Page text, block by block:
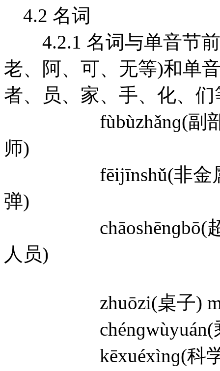
4.2 名词
4.2.1 名词与单音节前
老、阿、可、无等)和单
者、员、家、手、化、
fùbùzhǎnɡ(副部长)
师)
fēijīnshǔ(非金属)
弹)
chāoshēnɡbō(超声
人员)
zhuōzi(桌子)
chénɡwùyuán(乘
kēxuéxìnɡ(科学性)